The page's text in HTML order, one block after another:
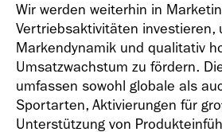
Wir werden weiterhin in
Vertriebsaktivitäten investieren,
Markendynamik und qualitativ
Umsatzwachstum zu fördern.
umfassen sowohl globale als
Sportarten, Aktivierungen für
Unterstützung von